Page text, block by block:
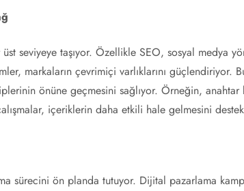
seviyeye taşıyor. Özellikle SEO, sosyal medya
markaların çevrimiçi varlıklarını güçlendiriyor.
önüne geçmesini sağlıyor. Örneğin, anahtar
içeriklerin daha etkili hale gelmesini
sürecini ön planda tutuyor. Dijital pazarlama